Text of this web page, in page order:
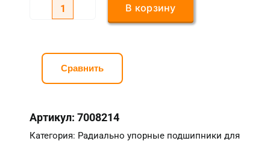
Количество
упорный
подшипник
DT
(пара)
В корзину
Сравнить
Артикул:7008214
Категория: Радиально упорные подшипники для